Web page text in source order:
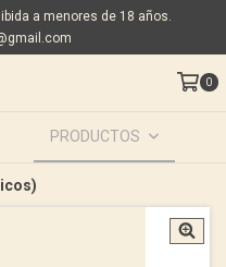
a menores de 18 años.
0
PRODUCTOS